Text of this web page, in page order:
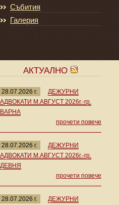
Събития
Галерия
АКТУАЛНО
28.07.2026 г.
ДЕЖУРНИ
АДВОКАТИ М.АВГУСТ 2026г.-гр.
ВАРНА
прочети повече
28.07.2026 г.
ДЕЖУРНИ
АДВОКАТИ М.АВГУСТ 2026г.-гр.
ДЕВНЯ
прочети повече
28.07.2026 г.
ДЕЖУРНИ